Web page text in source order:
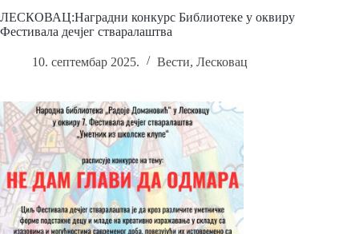
ЛЕСКОВАЦ:Наградни конкурс Библиотеке у оквиру
Фестивала дечјег стваралаштва
10. септембар 2025. Вести, Лесковац